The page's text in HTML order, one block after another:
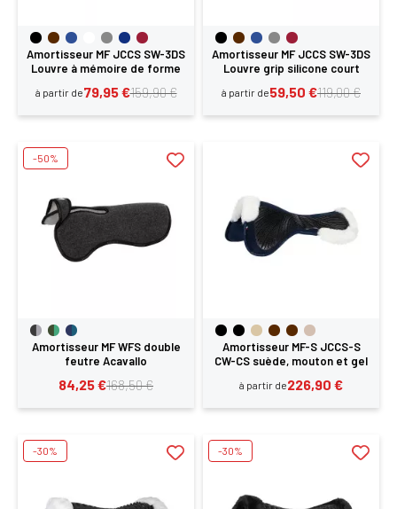
Amortisseur MF JCCS SW-3DS
Louvre à mémoire de forme
à partir de 159,90 €
79,95 €
Amortisseur MF JCCS SW-3DS
Louvre grip silicone court
à partir de 119,00 €
59,50 €
Amortisseur MF WFS double
feutre Acavallo
168,50 €
84,25 €
-50%
Amortisseur MF-S JCCS-S
CW-CS suède, mouton et gel
à partir de226,90 €
-30% -30%